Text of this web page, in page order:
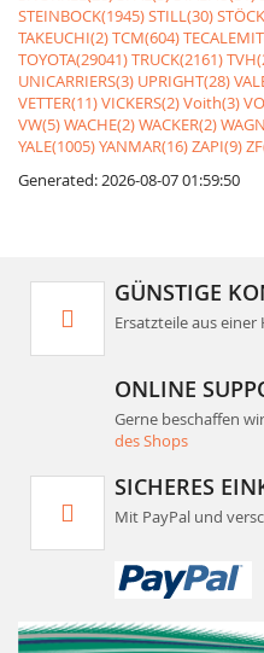
STEINBOCK(1945)STILL(30)
TAKEUCHI(2)TCM(604)
TOYOTA(29041)TRUCK(2161)
UNICARRIERS(3) UPRIGHT(28)
VETTER(11)VICKERS(2)Voith(3)
VW(5)WACHE(2)WACKER(2)
YALE(1005)YANMAR(16)ZAPI(9)
Generated: 2026-08-07 01:59:50
GÜNSTIGE
Ersatzteile aus
ONLINE
Gerne beschaffen
des Shops
SICHERES
Mit PayPal und